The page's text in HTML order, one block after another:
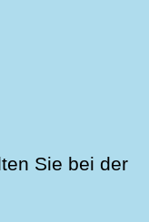
Sie bei der